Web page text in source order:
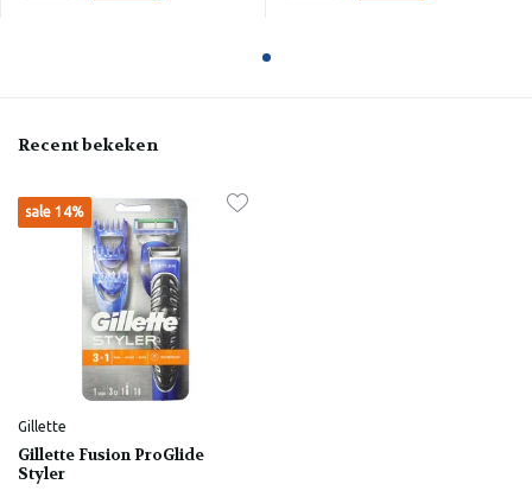
Recent bekeken
sale 14%
Gillette
Gillette Fusion ProGlide
Styler